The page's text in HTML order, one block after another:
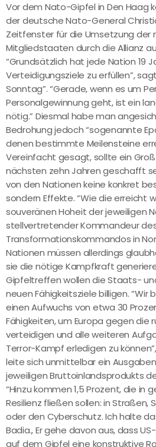
Vor dem Nato-Gipfel in Den Haag
der deutsche Nato-General
Zeitfenster für die Umsetzung der
Mitgliedstaaten durch die Allianz
“Grundsätzlich hat jede Nation 19
Verteidigungsziele zu erfüllen”,
Sonntag”. “Gerade, wenn es um
Personalgewinnung geht, ist ein
nötig.” Diesmal habe man
Bedrohung jedoch “sogenannte
denen bestimmte Meilensteine
Vereinfacht gesagt, sollte ein
nächsten zehn Jahren geschafft
von den Nationen keine konkret
sondern Effekte. “Wie die erreicht
souveränen Hoheit der jeweiligen
stellvertretender Kommandeur
Transformationskommandos in
Nationen müssen allerdings
sie die nötige Kampfkraft
Gipfeltreffen wollen die Staats-
neuen Fähigkeitsziele billigen. “Wir
einen Aufwuchs von etwa 30
Fähigkeiten, um Europa gegen die
verteidigen und alle weiteren
Terror-Kampf erledigen zu
leite sich unmittelbar ein
jeweiligen Bruttoinlandsprodukts
“Hinzu kommen 1,5 Prozent, die in
Resilienz fließen sollen: in Straßen,
oder den Cyberschutz. Ich halte
Badia., Er gehe davon aus, dass
auf dem Gipfel eine konstruktive